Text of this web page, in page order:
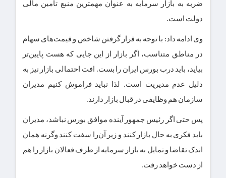
ضربه به بازار سرمایه به عنوان مهمترین منبع تامین مالی
دولت است.
وی ادامه داد: با توجه به قرار گرفتن شاخص و قیمت‌های سهام
در مناطق متناسب، اگر بازار از این جایی که هست پایین‌تر
بیاید، باید درب بورس ایران را بست. افت احتمالی بازار نیز به
دلیل عدم مدیریت است. لذا نباید فراموش کنیم مدیران
سازمان هم وظایفی در قبال بازار دارند.
پس حتی اگر رئیس جمهور آینده موافق بورس نباشد، مدیران
باید فکری به حال بازار کنند و زیر آن‌را سفت کنند وگرنه همان
اندک تقاضا و تمایل به بازار سرمایه از طرف فعالان بازار را هم
از دست خواهد رفت.